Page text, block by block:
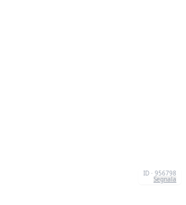
ID · 956798
Segnala